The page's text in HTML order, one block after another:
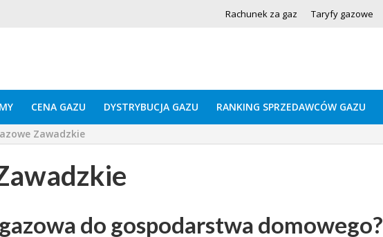
Rachunek za gaz Taryfy gazowe
CENA GAZU DYSTRYBUCJA GAZU RANKING SPRZEDAWCÓW GAZU
Zawadzkie
do gospodarstwa domowego?